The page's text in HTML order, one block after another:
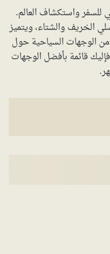
للسفر واستكشاف العالم.
الخريف والشتاء، ويتميز
الوجهات السياحية حول
قائمة بأفضل الوجهات